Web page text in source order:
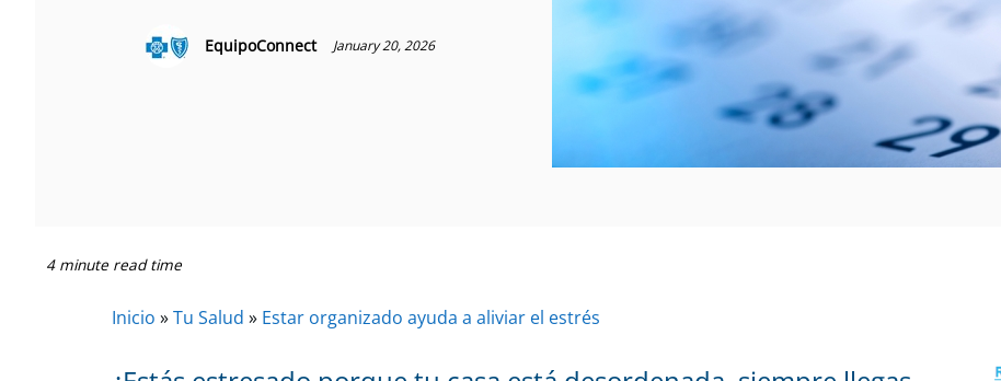
EquipoConnect January 20, 2026
4 minute read time
Inicio »Tu Salud » Estar organizado ayuda a aliviar el estrés